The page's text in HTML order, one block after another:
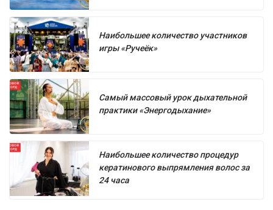
Наибольшее количество участников
игры «Ручеёк»
Самый массовый урок дыхательной
практики «Энергодыхание»
Наибольшее количество процедур
кератинового выпрямления волос за
24 часа